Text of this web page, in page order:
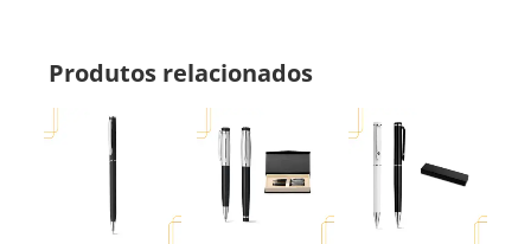
Produtos relacionados